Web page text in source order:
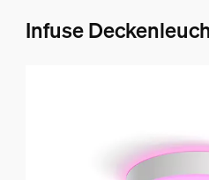
Infuse